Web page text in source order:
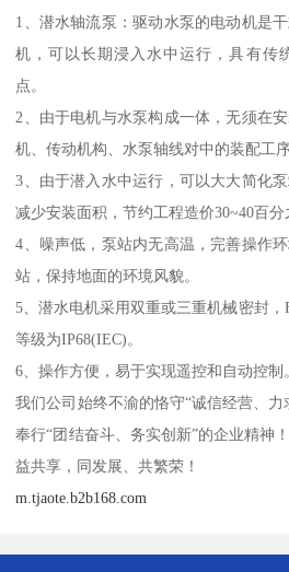
1、潜水轴流泵：驱动水泵的电动机是
机，可以长期浸入水中运行，具有传
点。
2、由于电机与水泵构成一体，无须在
机、传动机构、水泵轴线对中的装配工
3、由于潜入水中运行，可以大大简化
减少安装面积，节约工程造价30~40百分
4、噪声低，泵站内无高温，完善操作
站，保持地面的环境风貌。
5、潜水电机采用双重或三重机械密封
等级为IP68(IEC)。
6、操作方便，易于实现遥控和自动控制
我们公司始终不渝的恪守“诚信经营、
奉行“团结奋斗、务实创新”的企业精神
益共享，同发展、共繁荣！
m.tjaote.b2b168.com